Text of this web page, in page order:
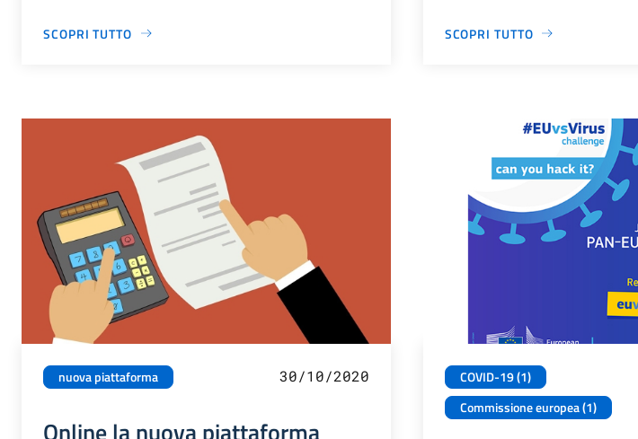
SCOPRI TUTTO SCOPRI TUTTO
nuova piattaforma 30/10/2020
COVID-19 (1)
Commissione europea (1)